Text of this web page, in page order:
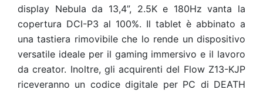
display Nebula da 13,4”, 2.5K e 180Hz vanta la
copertura DCI-P3 al 100%. Il tablet è abbinato a
una tastiera rimovibile che lo rende un dispositivo
versatile ideale per il gaming immersivo e il lavoro
da creator. Inoltre, gli acquirenti del Flow Z13-KJP
riceveranno un codice digitale per PC di DEATH